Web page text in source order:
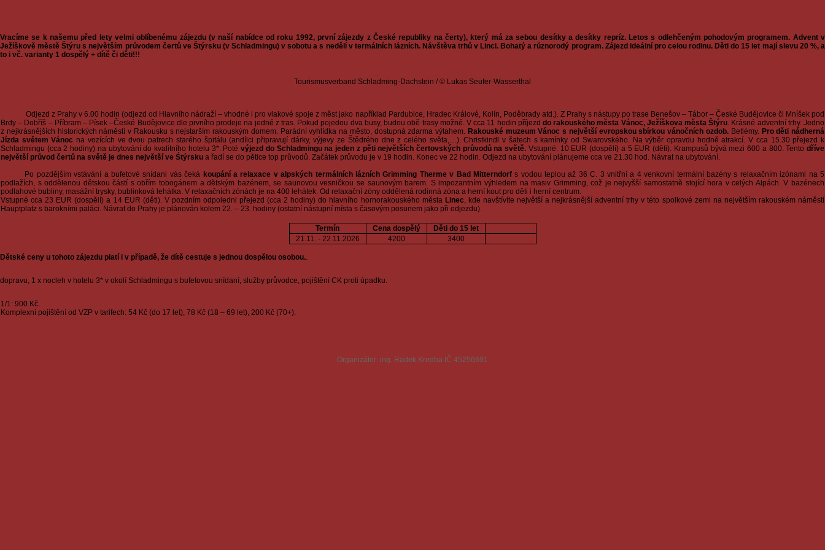
Vracíme se k našemu před lety velmi oblíbenému zájezdu (v naší nabídce od roku 1992, první zájezdy z České republiky na čerty), který má za sebou desítky a desítky repríz. Letos s odlehčeným pohodovým programem. Advent v
Ježíškově městě Štýru s největším průvodem čertů ve Štýrsku (v Schladmingu) v sobotu a s nedělí v termálních lázních. Návštěva trhů v Linci. Bohatý a různorodý program. Zájezd ideální pro celou rodinu. Děti do 15 let mají slevu 20 %, a
to i vč. varianty 1 dospělý + dítě či děti!!!
Tourismusverband Schladming-Dachstein / © Lukas Seufer-Wasserthal
Odjezd z Prahy v 6.00 hodin (odjezd od Hlavního nádraží – vhodné i pro vlakové spoje z měst jako například Pardubice, Hradec Králové, Kolín, Poděbrady atd.). Z Prahy s nástupy po trase Benešov – Tábor – České Budějovice či Mníšek pod
Brdy – Dobříš – Příbram – Písek –České Budějovice dle prvního prodeje na jedné z tras. Pokud pojedou dva busy, budou obě trasy možné. V cca 11 hodin příjezd do rakouského města Vánoc, Ježíškova města Štýru. Krásné adventní trhy. Jedno
z nejkrásnějších historických náměstí v Rakousku s nejstarším rakouským domem. Parádní vyhlídka na město, dostupná zdarma výtahem. Rakouské muzeum Vánoc s největší evropskou sbírkou vánočních ozdob.Betlémy. Pro děti nádherná
Jízda světem Vánoc na vozících ve dvou patrech starého špitálu (andílci připravují dárky, výjevy ze Štědrého dne z celého světa,…). Christkindl v šatech s kamínky od Swarovského. Na výběr opravdu hodně atrakcí. V cca 15.30 přejezd k
Schladmingu (cca 2 hodiny) na ubytování do kvalitního hotelu 3*. Potévýjezd do Schladmingu na jeden z pěti největších čertovských průvodů na světě. Vstupné: 10 EUR (dospělí) a 5 EUR (děti). Krampusů bývá mezi 600 a 800. Tentodříve
největší průvod čertů na světě je dnes největší ve Śtýrsku a řadí se do pětice top průvodů. Začátek průvodu je v 19 hodin. Konec ve 22 hodin. Odjezd na ubytování plánujeme cca ve 21.30 hod. Návrat na ubytování.
Po pozdějším vstávání a bufetové snídani vás čeká koupání a relaxace v alpských termálních lázních Grimming Therme v Bad Mitterndorfs vodou teplou až 36 C. 3 vnitřní a 4 venkovní termální bazény s relaxačním izónami na 5
podlažích, s oddělenou dětskou částí s obřím tobogánem a dětským bazénem, se saunovou vesničkou se saunovým barem. S impozantním výhledem na masiv Grimming, což je nejvyšší samostatně stojící hora v celých Alpách. V bazénech
podlahové bubliny, masážní trysky, bublinková lehátka. V relaxačních zónách je na 400 lehátek. Od relaxační zóny oddělená rodinná zóna a herní kout pro děti i herní centrum.
Vstupné cca 23 EUR (dospělí) a 14 EUR (děti). V pozdním odpoledni přejezd (cca 2 hodiny) do hlavního hornorakouského města Linec, kde navštívíte největší a nejkrásnější adventní trhy v této spolkové zemi na největším rakouském náměstí
Hauptplatz s barokními paláci. Návrat do Prahy je plánován kolem 22. – 23. hodiny (ostatní nástupní místa s časovým posunem jako při odjezdu).
Termín Cena dospělý
Děti do 15 let
21.11. - 22.11.2026
4200 3400
Dětské ceny u tohoto zájezdu platí i v případě, že dítě cestuje s jednou dospělou osobou..
dopravu, 1 x nocleh v hotelu 3* v okolí Schladmingu s bufetovou snídaní, služby průvodce, pojištění CK proti úpadku.
1/1: 900 Kč.
Komplexní pojištění od VZP v tarifech: 54 Kč (do 17 let), 78 Kč (18 – 69 let), 200 Kč (70+).
Organizátor: ing. Radek Kredba IČ 45256691